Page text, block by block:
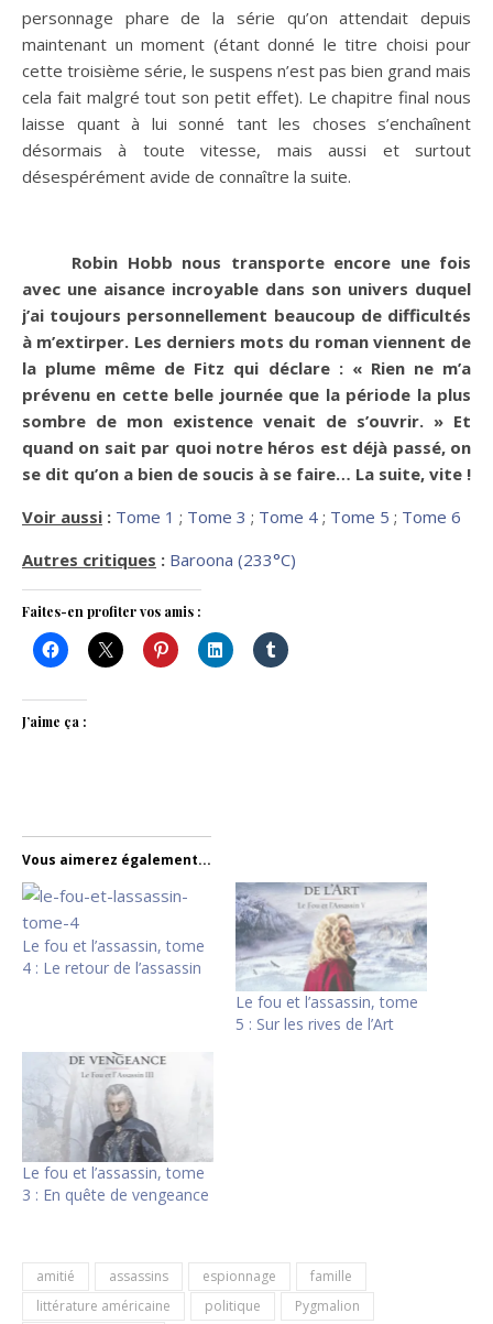
personnage phare de la série qu’on attendait depuis
maintenant un moment (étant donné le titre choisi pour
cette troisième série, le suspens n’est pas bien grand mais
cela fait malgré tout son petit effet). Le chapitre final nous
laisse quant à lui sonné tant les choses s’enchaînent
désormais à toute vitesse, mais aussi et surtout
désespérément avide de connaître la suite.
Robin Hobb nous transporte encore une fois
avec une aisance incroyable dans son univers duquel
j’ai toujours personnellement beaucoup de difficultés
à m’extirper. Les derniers mots du roman viennent de
la plume même de Fitz qui déclare : « Rien ne m’a
prévenu en cette belle journée que la période la plus
sombre de mon existence venait de s’ouvrir. » Et
quand on sait par quoi notre héros est déjà passé, on
se dit qu’on a bien de soucis à se faire… La suite, vite !
Voir aussi : Tome 1 ; Tome 3 ; Tome 4 ; Tome 5 ; Tome 6
Autres critiques : Baroona (233°C)
Faites-en profiter vos amis :
J’aime ça :
Vous aimerez également...
Le fou et l’assassin, tome
4 : Le retour de l’assassin
Le fou et l’assassin, tome
5 : Sur les rives de l’Art
Le fou et l’assassin, tome
3 : En quête de vengeance
amitié assassins espionnage
famille
littérature américaine
politique
Pygmalion